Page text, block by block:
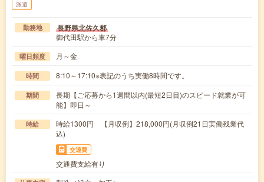
派遣
勤務地 長野県北佐久郡
御代田駅から車7分
曜日頻度 月～金
時間 8:10～17:10※表記のうち実働8時間です。
期間
長期【ご応募から1週間以内(最短2日目)のスピード就業が可
能】即日～
時給
時給1300円 【月収例】218,000円(月収例21日実働残業代
込)
交通費
交通費支給有り